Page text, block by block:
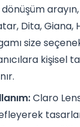
Dita, Giana,
size
kişisel
Claro